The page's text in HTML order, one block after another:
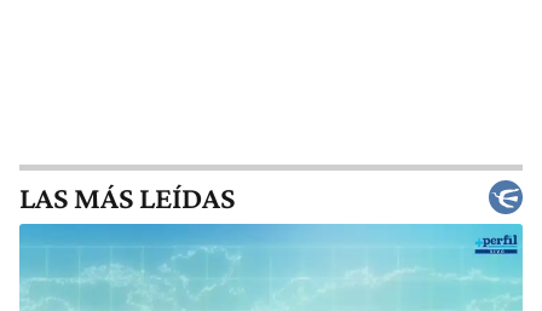
LAS MÁS LEÍDAS